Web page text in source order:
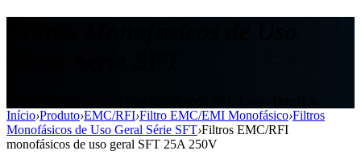
Início›Produto›EMC/RFI›Filtro EMC/EMI Monofásico›Filtros
Monofásicos de Uso Geral Série SFT›Filtros EMC/RFI
monofásicos de uso geral SFT 25A 250V